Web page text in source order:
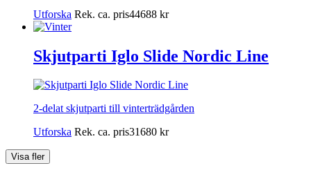
Utforska Rek. ca. pris44688 kr
Skjutparti Iglo Slide Nordic Line
2-delat skjutparti till vinterträdgården
Utforska Rek. ca. pris31680 kr
Visa fler